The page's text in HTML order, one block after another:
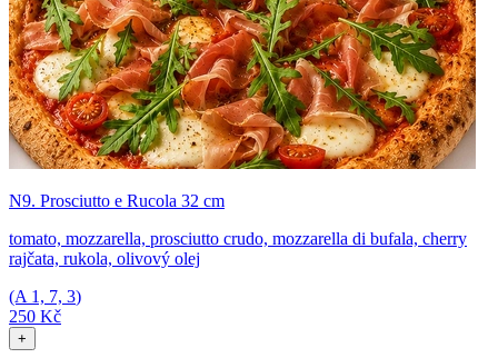
N9. Prosciutto e Rucola 32 cm
tomato, mozzarella, prosciutto crudo, mozzarella di bufala, cherry
rajčata, rukola, olivový olej
(A 1, 7, 3)
250 Kč
+